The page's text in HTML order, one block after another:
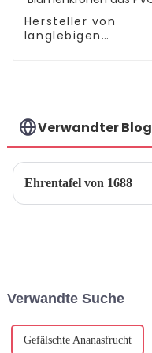
Hersteller von
langlebigen
Verwandter Blog
Ehrentafel von 1688
Verwandte Suche
Gefälschte Ananasfrucht